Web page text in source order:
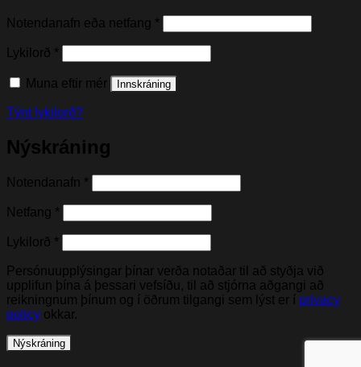
Notendanafn eða netfang *
Lykilorð *
Muna eftir mér Innskráning
Týnt lykilorð?
Nýskráning
Notendanafn *
Netfang *
Lykilorð *
Persónuupplýsingar þínar verða notaðar til að styðja við
upplifun þína á þessari vefsíðu, til að stjórna aðgangi að
reikningnum þínum og í öðrum tilgangi sem lýst er í privacy
policy okkar.
Nýskráning